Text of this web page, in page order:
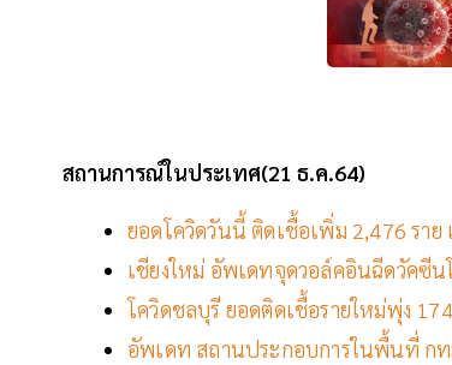
สถานการณ์ในประเทศ(21 ธ.ค.64)
ยอดโควิดวันนี้ ติดเชื้อเพิ่ม 2,476 ราย
เชียงใหม่ อัพเดทจุดวอล์คอินฉีดวัคซีน
โควิดชลบุรี ยอดติดเชื้อรายใหม่พุ่ง
อัพเดท สถานประกอบการในพื้นที่ กท